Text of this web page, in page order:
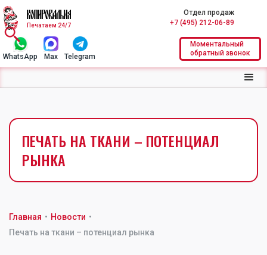
Печатаем 24/7
Отдел продаж
+7 (495) 212-06-89
WhatsApp Max Telegram
Моментальный
обратный звонок
ПЕЧАТЬ НА ТКАНИ – ПОТЕНЦИАЛ
РЫНКА
Главная • Новости •
Печать на ткани – потенциал рынка